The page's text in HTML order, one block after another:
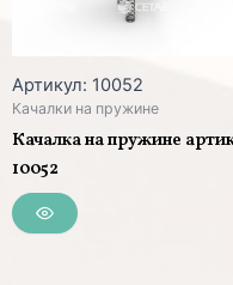
Артикул: 10052
Качалки на пружине
Качалка на пружине
10052